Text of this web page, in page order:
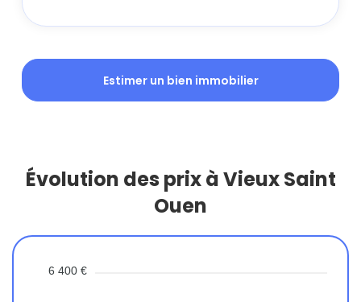
Estimer un bien immobilier
Évolution des prix à Vieux Saint
Ouen
6 400 €